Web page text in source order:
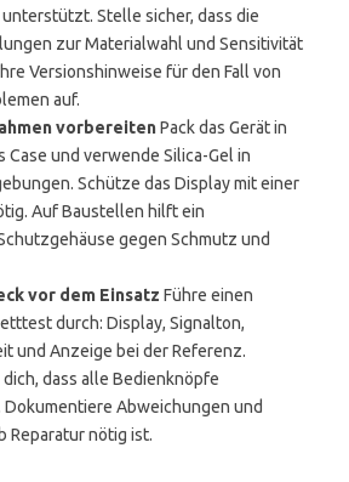
unterstützt. Stelle sicher, dass die
zur Materialwahl und Sensitivität
Versionshinweise für den Fall von
auf.
vorbereitenPack das Gerät in
und verwende Silica-Gel in
Schütze das Display mit einer
Auf Baustellen hilft ein
gegen Schmutz und
vor dem Einsatz Führe einen
durch: Display, Signalton,
und Anzeige bei der Referenz.
dass alle Bedienknöpfe
Abweichungen und
Reparatur nötig ist.